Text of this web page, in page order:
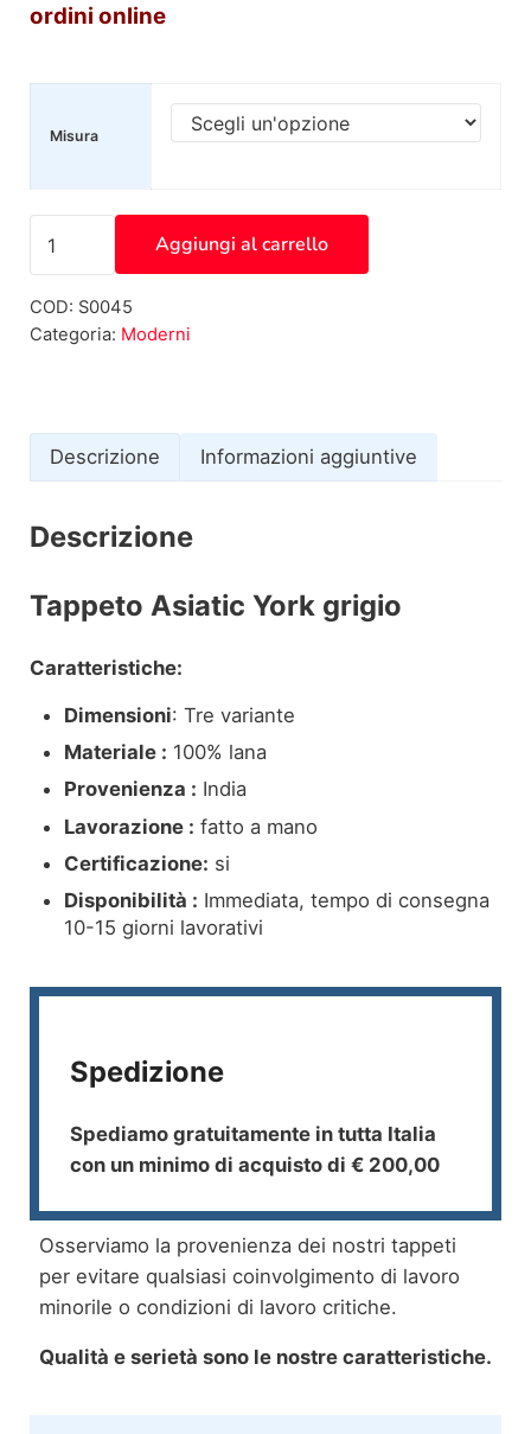
ordini online
Misura
Aggiungi al carrello
COD: S0045
Categoria: Moderni
Descrizione Informazioni aggiuntive
Descrizione
Tappeto Asiatic York grigio
Caratteristiche:
Dimensioni: Tre variante
Materiale : 100% lana
Provenienza : India
Lavorazione : fatto a mano
Certificazione: si
Disponibilità : Immediata, tempo di consegna
10-15 giorni lavorativi
Spedizione
Spediamo gratuitamente in tutta Italia
con un minimo di acquisto di € 200,00
Osserviamo la provenienza dei nostri tappeti
per evitare qualsiasi coinvolgimento di lavoro
minorile o condizioni di lavoro critiche.
Qualità e serietà sono le nostre caratteristiche.